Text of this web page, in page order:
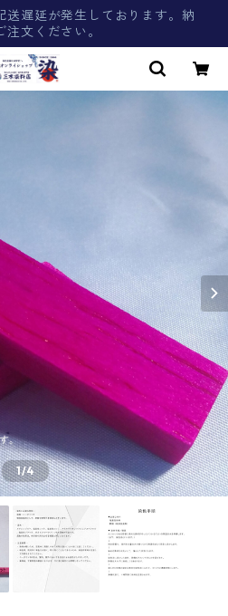
送遅延が発生しております。納
文ください。
1/4